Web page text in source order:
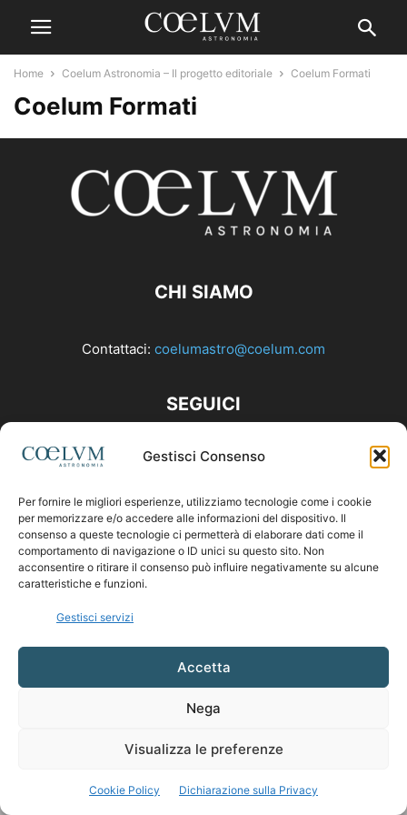
Gestisci Consenso
Per fornire le migliori esperienze, utilizziamo tecnologie come i cookie
per memorizzare e/o accedere alle informazioni del dispositivo. Il
consenso a queste tecnologie ci permetterà di elaborare dati come il
comportamento di navigazione o ID unici su questo sito. Non
acconsentire o ritirare il consenso può influire negativamente su alcune
caratteristiche e funzioni.
Gestisci servizi
Accetta
Nega
Visualizza le preferenze
Cookie Policy Dichiarazione sulla Privacy
Home Coelum Astronomia – Il progetto editoriale Coelum Formati
Coelum Formati
CHI SIAMO
Contattaci: coelumastro@coelum.com
SEGUICI